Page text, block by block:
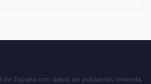
de España con datos de población, vivienda,